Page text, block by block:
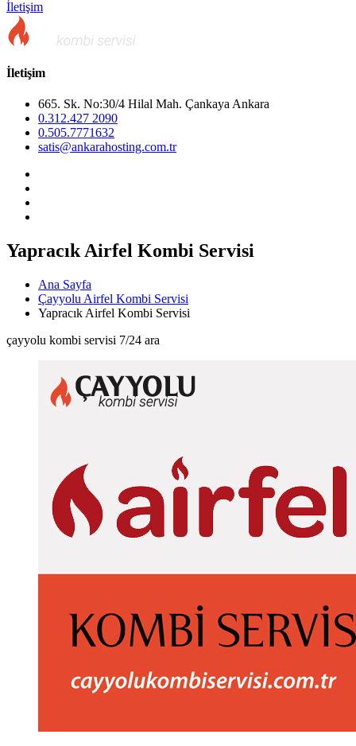
İletişim
İletişim
665. Sk. No:30/4 Hilal Mah. Çankaya Ankara
0.312.427 2090
0.505.7771632
satis@ankarahosting.com.tr
Yapracık Airfel Kombi Servisi
Ana Sayfa
Çayyolu Airfel Kombi Servisi
Yapracık Airfel Kombi Servisi
çayyolu kombi servisi 7/24 ara